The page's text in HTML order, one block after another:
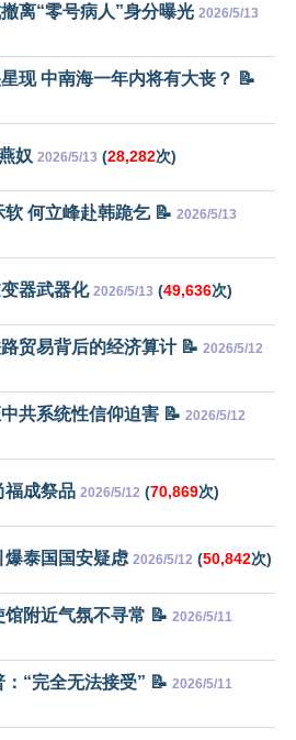
离“零号病人”身分曝光 2026/5/13
现 中南海一年内将有大丧？ 📝
奴 2026/5/13 (28,282次)
何立峰赴韩跪乞 📝 2026/5/13
器武器化 2026/5/13 (49,636次)
贸易背后的经济算计 📝 2026/5/12
共系统性信仰迫害 📝 2026/5/12
福成祭品 2026/5/12 (70,869次)
泰国国安疑虑 2026/5/12 (50,842次)
附近气氛不寻常 📝 2026/5/11
“完全无法接受” 📝 2026/5/11